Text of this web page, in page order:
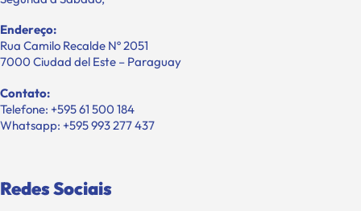
Endereço:
Rua Camilo Recalde Nº 2051
7000 Ciudad del Este – Paraguay
Contato:
Telefone: +595 61 500 184
Whatsapp: +595 993 277 437
Redes Sociais